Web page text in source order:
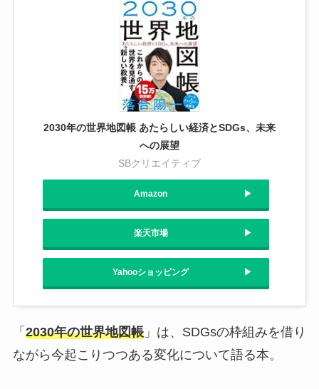
2030年の世界地図帳 あたらしい経済とSDGs、未来
への展望
SBクリエイティブ
Amazon
楽天市場
Yahooショッピング
「 2030年の世界地図帳」は、SDGsの枠組みを借り
ながら今起こりつつある変化について語る本。